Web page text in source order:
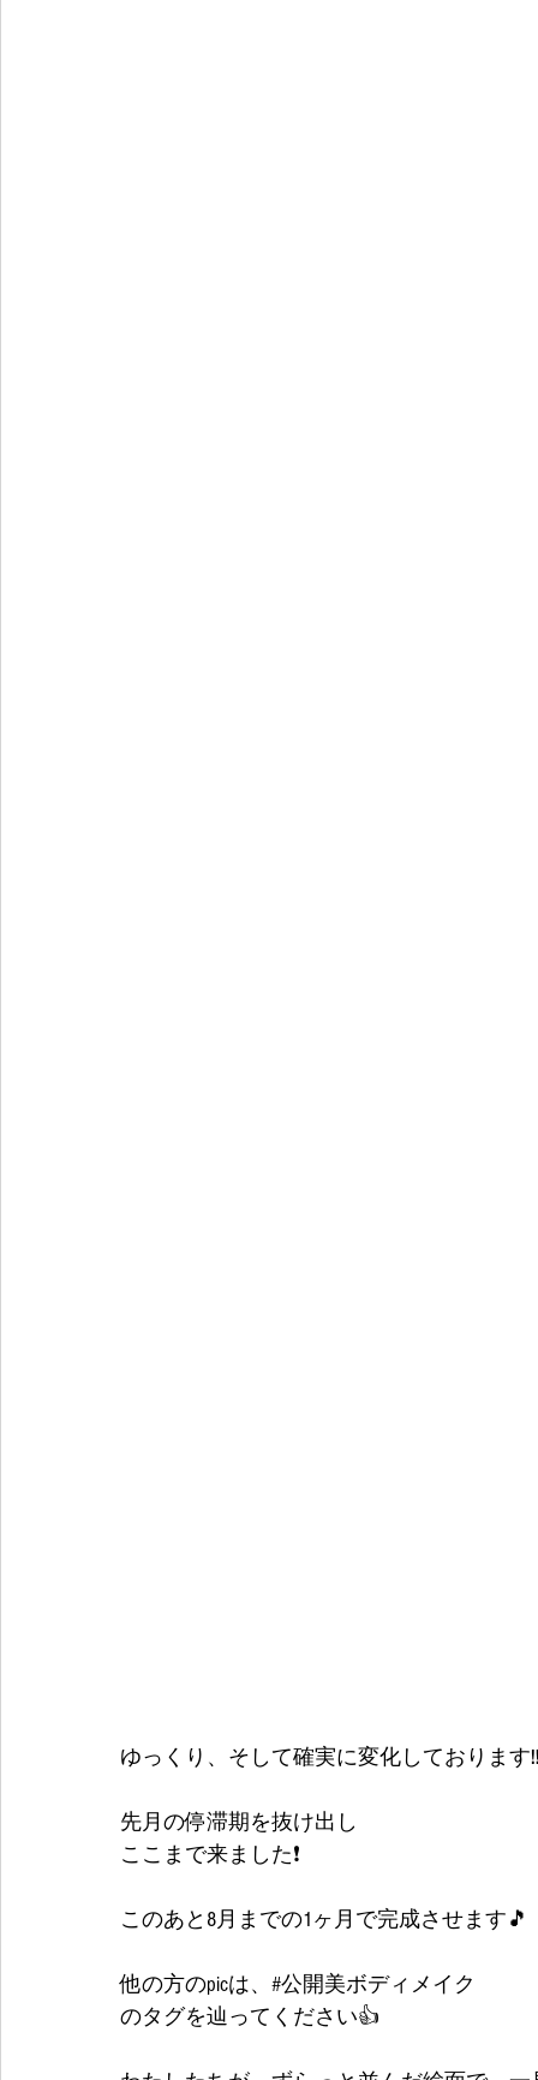
ゆっくり、そして確実に変化しております‼
先月の停滞期を抜け出し
ここまで来ました❗
このあと8月までの1ヶ月で完成させます🎵
他の方のpicは、#公開美ボディメイク
のタグを辿ってください👍